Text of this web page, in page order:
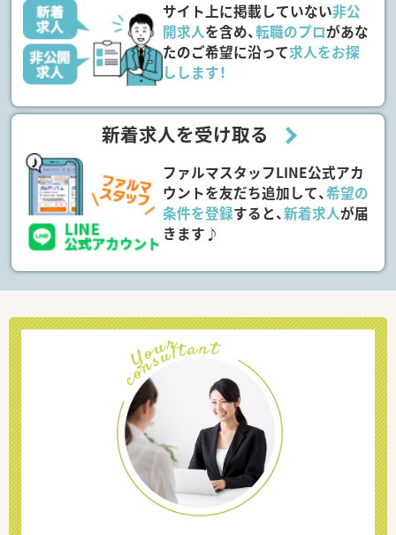
サイト上に掲載していない非公
開求人を含め、転職のプロがあな
たのご希望に沿って求人をお探
しします！
新着求人を受け取る
ファルマスタッフLINE公式アカ
ウントを友だち追加して、希望の
条件を登録すると、新着求人が届
きます♪